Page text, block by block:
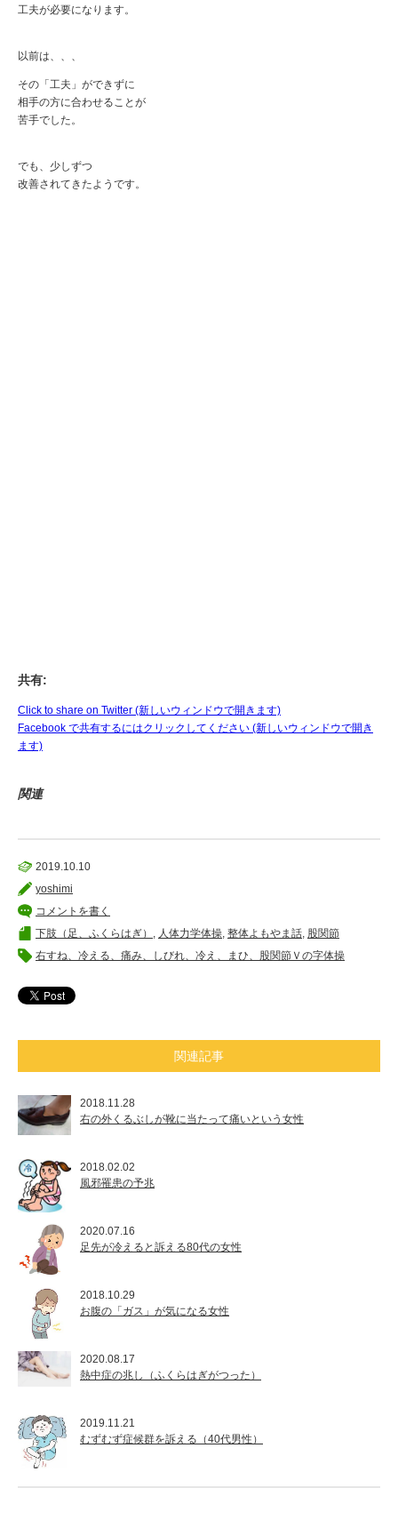
工夫が必要になります。
以前は、、、
その「工夫」ができずに
相手の方に合わせることが
苦手でした。
でも、少しずつ
改善されてきたようです。
共有:
Click to share on Twitter (新しいウィンドウで開きます)
Facebook で共有するにはクリックしてください (新しいウィンドウで開き
ます)
関連
2019.10.10
yoshimi
コメントを書く
下肢（足、ふくらはぎ）
人体力学体操 整体よもやま話 股関節
右すね、冷える、痛み、しびれ、冷え、まひ、股関節Ｖの字体操
関連記事
2018.11.28
右の外くるぶしが靴に当たって痛いという女性
2018.02.02
風邪罹患の予兆
2020.07.16
足先が冷えると訴える80代の女性
2018.10.29
お腹の「ガス」が気になる女性
2020.08.17
熱中症の兆し（ふくらはぎがつった）
2019.11.21
むずむず症候群を訴える（40代男性）